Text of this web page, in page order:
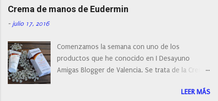
Crema de manos de Eudermin
- julio 17, 2016
Comenzamos la semana con uno de los
productos que he conocido en I Desayuno
Amigas Blogger de Valencia. Se trata de la Crema
manos para utilizar tanto en verano como en
LEER MÁS